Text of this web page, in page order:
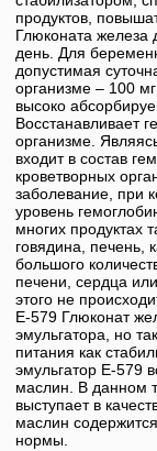
продуктов,
Глюконата железа
день. Для
допустимая
организме – 100
высоко
Восстанавливает
организме.
входит в состав
кроветворных
заболевание, при
уровень
многих продуктах
говядина, печень,
большого
печени, сердца
этого не
Е-579 Глюконат
эмульгатора, но
питания как
эмульгатор Е-579
маслин. В данном
выступает в
маслин
нормы.